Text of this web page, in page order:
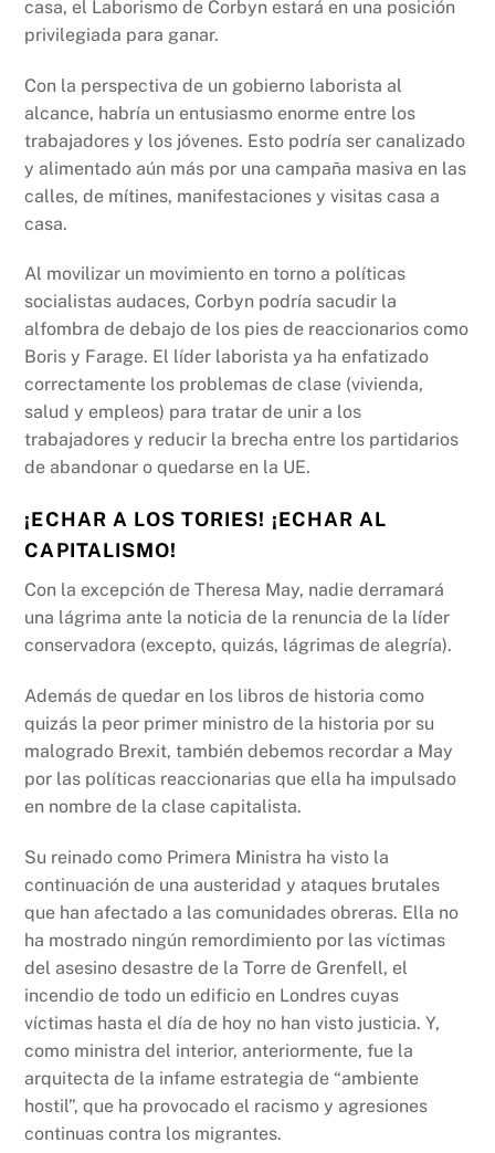
casa, el Laborismo de Corbyn estará en una posición
privilegiada para ganar.
Con la perspectiva de un gobierno laborista al
alcance, habría un entusiasmo enorme entre los
trabajadores y los jóvenes. Esto podría ser canalizado
y alimentado aún más por una campaña masiva en las
calles, de mítines, manifestaciones y visitas casa a
casa.
Al movilizar un movimiento en torno a políticas
socialistas audaces, Corbyn podría sacudir la
alfombra de debajo de los pies de reaccionarios como
Boris y Farage. El líder laborista ya ha enfatizado
correctamente los problemas de clase (vivienda,
salud y empleos) para tratar de unir a los
trabajadores y reducir la brecha entre los partidarios
de abandonar o quedarse en la UE.
¡ECHAR A LOS TORIES! ¡ECHAR AL
CAPITALISMO!
Con la excepción de Theresa May, nadie derramará
una lágrima ante la noticia de la renuncia de la líder
conservadora (excepto, quizás, lágrimas de alegría).
Además de quedar en los libros de historia como
quizás la peor primer ministro de la historia por su
malogrado Brexit, también debemos recordar a May
por las políticas reaccionarias que ella ha impulsado
en nombre de la clase capitalista.
Su reinado como Primera Ministra ha visto la
continuación de una austeridad y ataques brutales
que han afectado a las comunidades obreras. Ella no
ha mostrado ningún remordimiento por las víctimas
del asesino desastre de la Torre de Grenfell, el
incendio de todo un edificio en Londres cuyas
víctimas hasta el día de hoy no han visto justicia. Y,
como ministra del interior, anteriormente, fue la
arquitecta de la infame estrategia de “ambiente
hostil”, que ha provocado el racismo y agresiones
continuas contra los migrantes.